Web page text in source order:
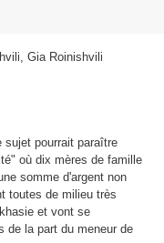
Gia Roinishvili
sujet pourrait paraître
où dix mères de famille
somme d'argent non
toutes de milieu très
et vont se
de la part du meneur de